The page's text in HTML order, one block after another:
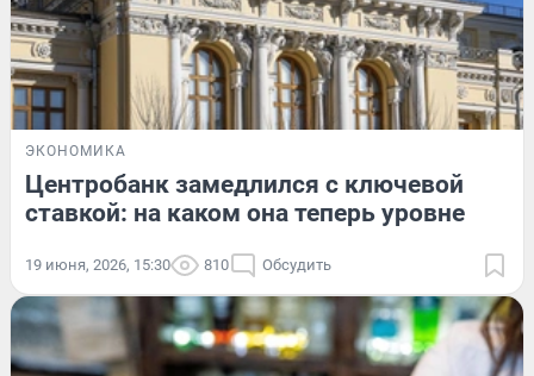
ЭКОНОМИКА
Центробанк замедлился с ключевой
ставкой: на каком она теперь уровне
19 июня, 2026, 15:30 810 Обсудить